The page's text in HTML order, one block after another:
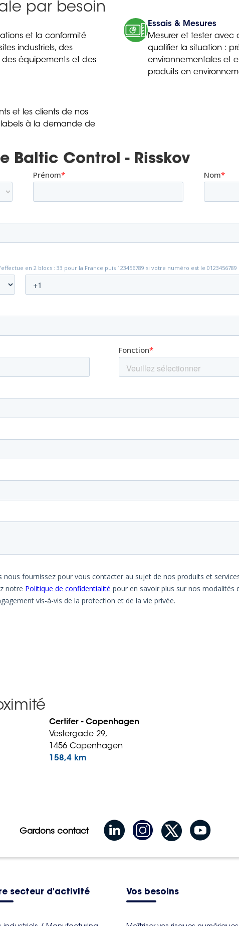
par besoin
et la conformité
industriels, des
des équipements et des
Essais & Mesures
Mesurer et tester avec
qualifier la situation :
environnementales et
produits en
et les clients de nos
labels à la demande de
Baltic Control - Risskov
Certifer - Copenhagen
Vestergade 29,
1456 Copenhagen
158,4 km
Gardons contact
secteur d'activité Vos besoins